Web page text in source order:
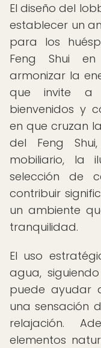
El diseño del
establecer un
para los
Feng Shui
armonizar la
que invite a
bienvenidos y
en que cruzan
del Feng
mobiliario, la
selección de
contribuir
un ambiente
tranquilidad.
El uso
agua,
puede ayudar
una sensación
relajación.
elementos